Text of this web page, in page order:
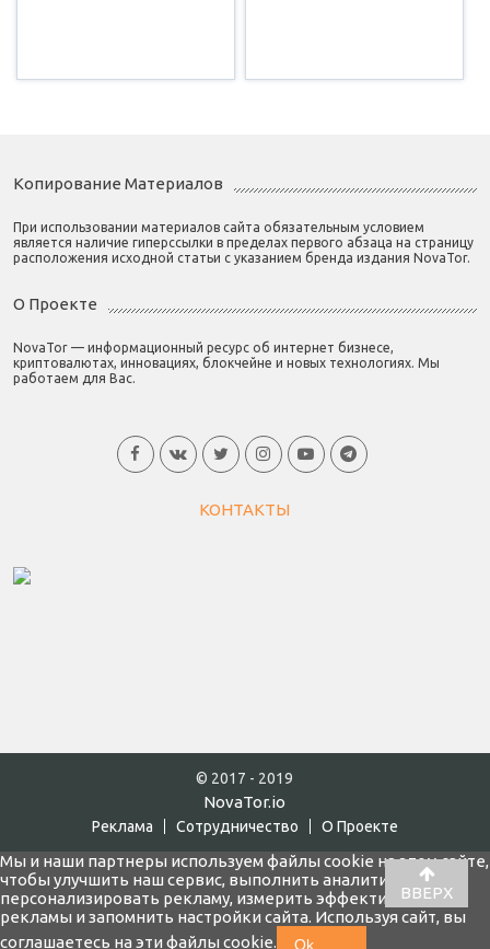
Копирование Материалов
При использовании материалов сайта обязательным условием
является наличие гиперссылки в пределах первого абзаца на страницу
расположения исходной статьи с указанием бренда издания NovaTor.
О Проекте
NovaTor — информационный ресурс об интернет бизнесе,
криптовалютах, инновациях, блокчейне и новых технологиях. Мы
работаем для Вас.
КОНТАКТЫ
© 2017 - 2019
NovaTor.io
Реклама Cотрудничество О Проекте
ВВЕРХ
Мы и наши партнеры используем файлы cookie на этом сайте,
чтобы улучшить наш сервис, выполнить аналитику,
персонализировать рекламу, измерить эффективность
рекламы и запомнить настройки сайта. Используя сайт, вы
соглашаетесь на эти файлы cookie.
Ok